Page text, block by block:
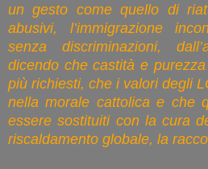
un gesto come quello di
abusivi, l’immigrazione
senza discriminazioni,
dicendo che castità e
più richiesti, che i valori degli
nella morale cattolica e che
essere sostituiti con la cura
riscaldamento globale, la